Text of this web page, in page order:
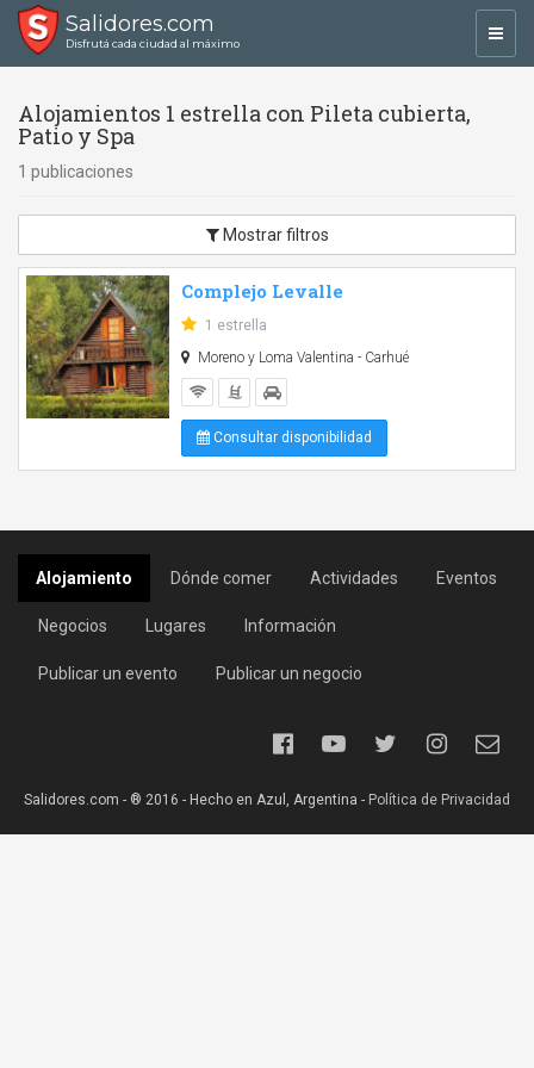
Salidores.com
Disfrutá cada ciudad al máximo
Alojamientos 1 estrella con Pileta cubierta,
Patio y Spa
1 publicaciones
Mostrar filtros
Complejo Levalle
1 estrella
Moreno y Loma Valentina - Carhué
Consultar disponibilidad
Alojamiento Dónde comer Actividades Eventos
Negocios Lugares Información
Publicar un evento Publicar un negocio
Salidores.com - ® 2016 - Hecho en Azul, Argentina - Política de Privacidad